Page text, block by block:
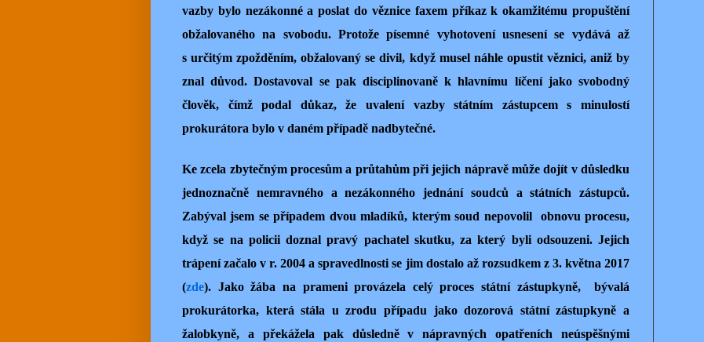
vazby bylo nezákonné a poslat do věznice faxem příkaz k okamžitému propuštění
obžalovaného na svobodu. Protože písemné vyhotovení usnesení se vydává až
s určitým zpožděním, obžalovaný se divil, když musel náhle opustit věznici, aniž by
znal důvod. Dostavoval se pak disciplinovaně k hlavnímu líčení jako svobodný
člověk, čímž podal důkaz, že uvalení vazby státním zástupcem s minulostí
prokurátora bylo v daném případě nadbytečné.
Ke zcela zbytečným procesům a průtahům při jejich nápravě může dojít v důsledku
jednoznačně nemravného a nezákonného jednání soudců a státních zástupců.
Zabýval jsem se případem dvou mladíků, kterým soud nepovolil obnovu procesu,
když se na policii doznal pravý pachatel skutku, za který byli odsouzeni. Jejich
trápení začalo v r.2004 a spravedlnosti se jim dostalo až rozsudkem z 3. května 2017
(zde). Jako žába na prameni provázela celý proces státní zástupkyně, bývalá
prokurátorka, která stála u zrodu případu jako dozorová státní zástupkyně a
žalobkyně, a překážela pak důsledně v nápravných opatřeních neúspěšnými